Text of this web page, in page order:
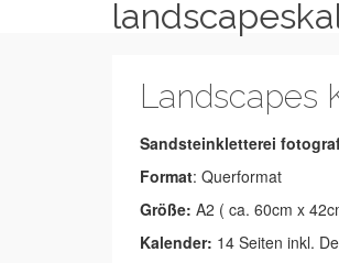
Landscapes
Sandsteinkletterei
Format: Querformat
Größe: A2 ( ca. 60cm x
Kalender: 14 Seiten inkl.